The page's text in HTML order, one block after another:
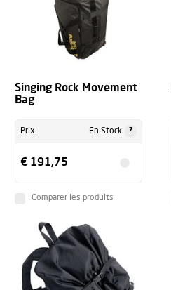
Singing Rock Movement
Bag
Prix En Stock ?
€ 191,75
Comparer les produits